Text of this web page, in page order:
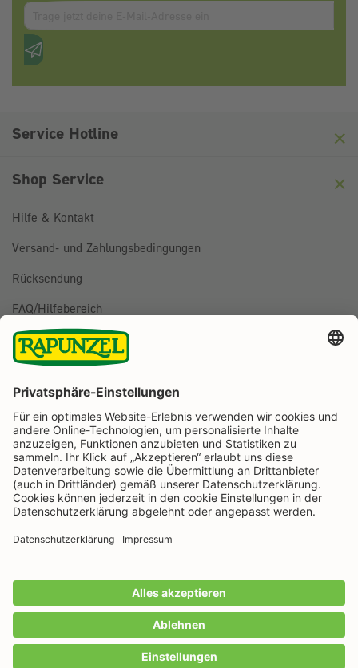
IN DEN WARENKORB
Zum abbonieren des Newsletters, bitte E-Mail Adresse
Anti-Roboter-Verifizierung
Service Hotline
Shop Service
Hilfe & Kontakt
Versand- und Zahlungsbedingungen
Rücksendung
FAQ/Hilfebereich
BESTELLUNG WIDERRUFEN
Rapunzel Naturkost auf Facebook
Rapunzel Naturkost auf Instagram
Rapunzel Naturkost auf YouTube
Rapunzel Naturkost auf Pinterest
Rapunzel Naturkost auf LinkedIn
Informationen
Zahlungsarten
Wir machen Bio aus Liebe seit 1974.
Versandkostenund ggf. Nachnahmegebühren, wenn
nicht anders angegeben.